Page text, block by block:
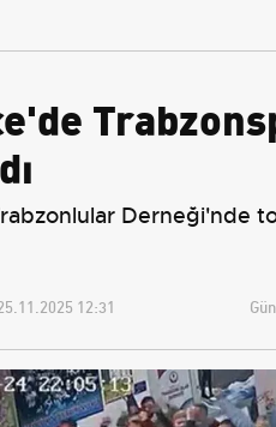
Derneği'nde
12:31